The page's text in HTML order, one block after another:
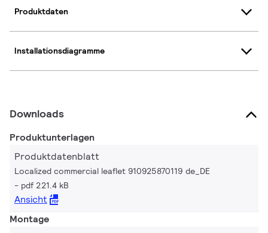
Produktdaten
Installationsdiagramme
Downloads
Produktunterlagen
Produktdatenblatt
Localized commercial leaflet 910925870119 de_DE
pdf 221.4 kB
Ansicht
Montage